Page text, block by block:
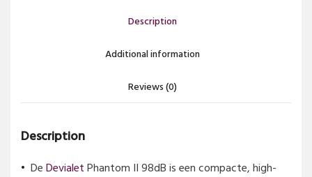
Description
Additional information
Reviews (0)
Description
DeDevialetPhantom II 98dB is een compacte, high-